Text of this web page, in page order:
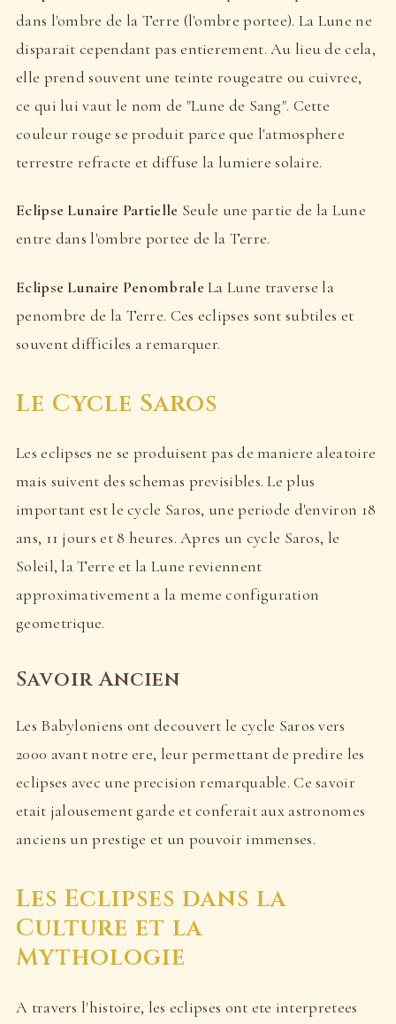
dans l'ombre de la Terre (l'ombre portee). La Lune ne
disparait cependant pas entierement. Au lieu de cela,
elle prend souvent une teinte rougeatre ou cuivree,
ce qui lui vaut le nom de "Lune de Sang". Cette
couleur rouge se produit parce que l'atmosphere
terrestre refracte et diffuse la lumiere solaire.
Eclipse Lunaire Partielle Seule une partie de la Lune
entre dans l'ombre portee de la Terre.
Eclipse Lunaire Penombrale La Lune traverse la
penombre de la Terre. Ces eclipses sont subtiles et
souvent difficiles a remarquer.
Le Cycle Saros
Les eclipses ne se produisent pas de maniere aleatoire
mais suivent des schemas previsibles. Le plus
important est le cycle Saros, une periode d'environ 18
ans, 11 jours et 8 heures. Apres un cycle Saros, le
Soleil, la Terre et la Lune reviennent
approximativement a la meme configuration
geometrique.
Savoir Ancien
Les Babyloniens ont decouvert le cycle Saros vers
2000 avant notre ere, leur permettant de predire les
eclipses avec une precision remarquable. Ce savoir
etait jalousement garde et conferait aux astronomes
anciens un prestige et un pouvoir immenses.
Les Eclipses dans la
Culture et la
Mythologie
A travers l'histoire, les eclipses ont ete interpretees